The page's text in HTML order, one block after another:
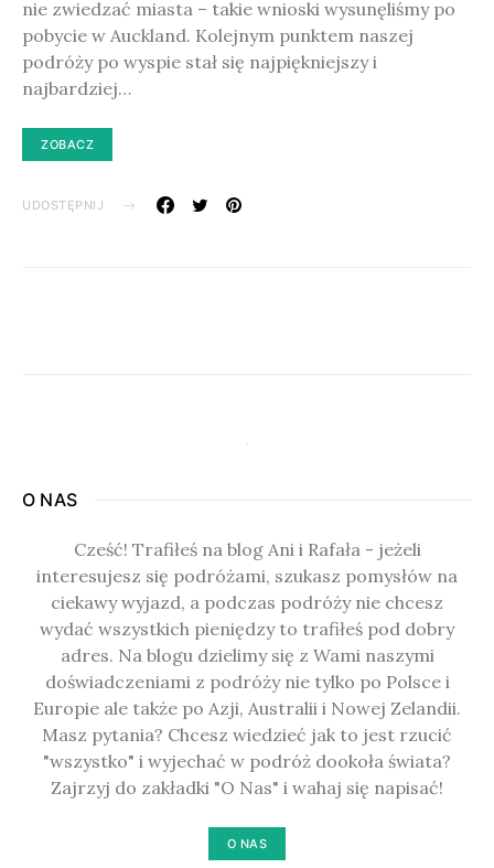
nie zwiedzać miasta – takie wnioski wysunęliśmy po
pobycie w Auckland. Kolejnym punktem naszej
podróży po wyspie stał się najpiękniejszy i
najbardziej…
ZOBACZ
UDOSTĘPNIJ
O NAS
Cześć! Trafiłeś na blog Ani i Rafała - jeżeli
interesujesz się podróżami, szukasz pomysłów na
ciekawy wyjazd, a podczas podróży nie chcesz
wydać wszystkich pieniędzy to trafiłeś pod dobry
adres. Na blogu dzielimy się z Wami naszymi
doświadczeniami z podróży nie tylko po Polsce i
Europie ale także po Azji, Australii i Nowej Zelandii.
Masz pytania? Chcesz wiedzieć jak to jest rzucić
"wszystko" i wyjechać w podróż dookoła świata?
Zajrzyj do zakładki "O Nas" i wahaj się napisać!
O NAS